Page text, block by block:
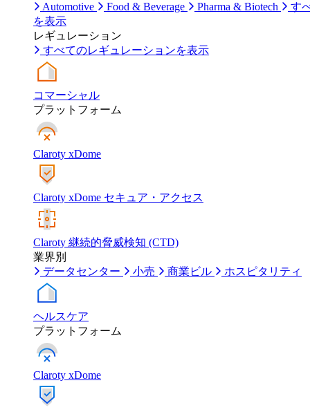
Automotive
Food & Beverage Pharma & Biotech
す
を表示
レギュレーション
すべてのレギュレーションを表示
コマーシャル
プラットフォーム
Claroty xDome
Claroty xDome セキュア・アクセス
Claroty 継続的脅威検知 (CTD)
業界別
データセンター
小売 商業ビル ホスピタリティ
ヘルスケア
プラットフォーム
Claroty xDome